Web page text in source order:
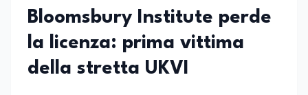
Bloomsbury Institute perde
la licenza: prima vittima
della stretta UKVI